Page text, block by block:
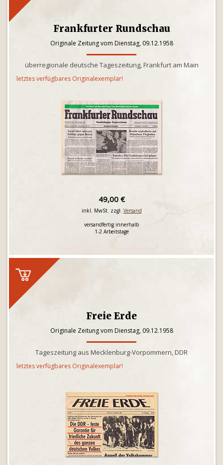
Frankfurter Rundschau
Originale Zeitung vom Dienstag, 09.12.1958
überregionale deutsche Tageszeitung, Frankfurt am Main
letztes verfügbares Originalexemplar!
49,00 €
inkl. MwSt. zzgl. Versand
versandfertig innerhalb
1-2 Arbeitstage
Freie Erde
Originale Zeitung vom Dienstag, 09.12.1958
Tageszeitung aus Mecklenburg-Vorpommern, DDR
letztes verfügbares Originalexemplar!